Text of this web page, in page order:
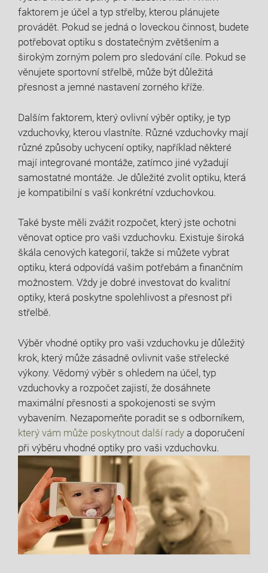
faktorem je účel a typ střelby, kterou plánujete
provádět. Pokud se jedná o loveckou činnost, budete
potřebovat optiku s dostatečným zvětšením a
širokým zorným polem pro sledování cíle. Pokud se
věnujete sportovní střelbě, může být důležitá
přesnost a jemné nastavení zorného kříže.
Dalším faktorem, který ovlivní výběr optiky, je typ
vzduchovky, kterou vlastníte. Různé vzduchovky mají
různé způsoby uchycení optiky, například některé
mají integrované montáže, zatímco jiné vyžadují
samostatné montáže. Je důležité zvolit optiku, která
je kompatibilní s vaší konkrétní vzduchovkou.
Také byste měli zvážit rozpočet, který jste ochotni
věnovat optice pro vaši vzduchovku. Existuje široká
škála cenových kategorií, takže si můžete vybrat
optiku, která odpovídá vašim potřebám a finančním
možnostem. Vždy je dobré investovat do kvalitní
optiky, která poskytne spolehlivost a přesnost při
střelbě.
Výběr vhodné optiky pro vaši vzduchovku je důležitý
krok, který může zásadně ovlivnit vaše střelecké
výkony. Vědomý výběr s ohledem na účel, typ
vzduchovky a rozpočet zajistí, že dosáhnete
maximální přesnosti a spokojenosti se svým
vybavením. Nezapomeňte poradit se s odborníkem,
který vám může poskytnout další rady a doporučení
při výběru vhodné optiky pro vaši vzduchovku.